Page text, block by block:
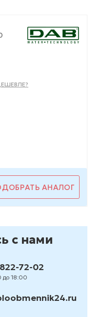
АНАЛОГ
с нами
72-02
до 18:00